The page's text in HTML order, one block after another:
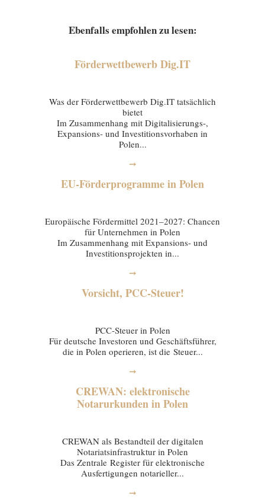
Ebenfalls empfohlen zu lesen:
Förderwettbewerb Dig.IT
Was der Förderwettbewerb Dig.IT tatsächlich
bietet
Im Zusammenhang mit Digitalisierungs-,
Expansions- und Investitionsvorhaben in
Polen...
➞
EU-Förderprogramme in Polen
Europäische Fördermittel 2021–2027: Chancen
für Unternehmen in Polen
Im Zusammenhang mit Expansions- und
Investitionsprojekten in...
➞
Vorsicht, PCC-Steuer!
PCC-Steuer in Polen
Für deutsche Investoren und Geschäftsführer,
die in Polen operieren, ist die Steuer...
➞
CREWAN: elektronische
Notarurkunden in Polen
CREWAN als Bestandteil der digitalen
Notariatsinfrastruktur in Polen
Das Zentrale Register für elektronische
Ausfertigungen notarieller...
➞